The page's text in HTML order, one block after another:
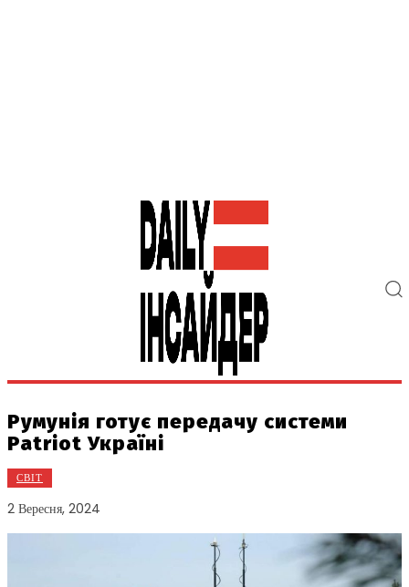
Румунія готує передачу системи
Patriot Україні
СВІТ
2 Вересня, 2024